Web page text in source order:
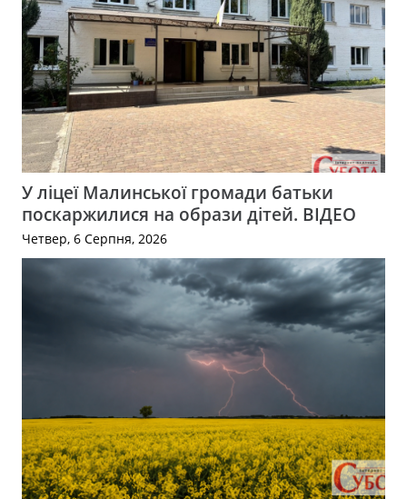
У ліцеї Малинської громади батьки
поскаржилися на образи дітей. ВІДЕО
Четвер, 6 Серпня, 2026